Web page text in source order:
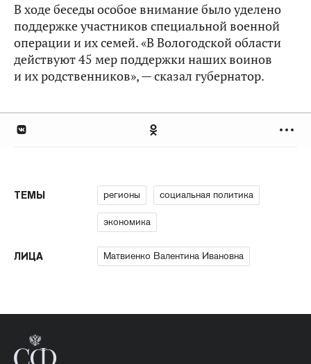
В ходе беседы особое внимание было уделено
поддержке участников специальной военной
операции и их семей. «В Вологодской области
действуют 45 мер поддержки наших воинов
и их родственников», — сказал губернатор.
ТЕМЫ регионы социальная политика
экономика
ЛИЦА Матвиенко Валентина Ивановна